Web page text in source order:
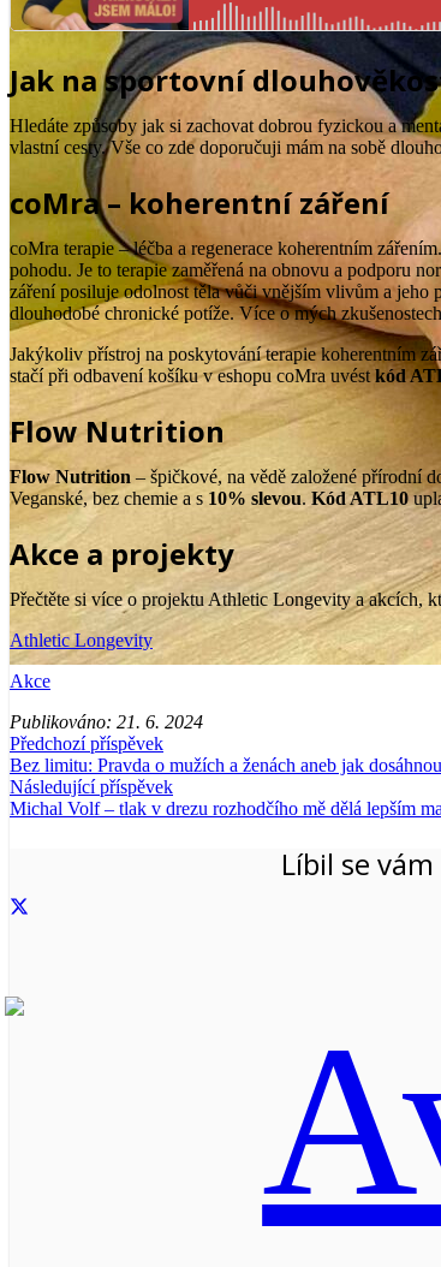
Jak na sportovní
Hledáte způsoby jak si zachovat dobrou fyzickou a
vlastní cesty. Vše co zde doporučuji mám na sobě
coMra – koherentní záření
coMra terapie – léčba a regenerace koherentním
pohodu. Je to terapie zaměřená na obnovu a podporu
záření posiluje odolnost těla vůči vnějším vlivům a jeho
dlouhodobé chronické potíže. Více o mých
Jakýkoliv přístroj na poskytování terapie koherentním
stačí při odbavení košíku v eshopu coMra uvéstkód
Flow Nutrition
Flow Nutrition – špičkové, na vědě založené přírodní
Veganské, bez chemie a s 10% slevou. Kód ATL10
Akce a projekty
Přečtěte si více o projektu Athletic Longevity a akcích,
Athletic Longevity
Akce
Publikováno: 21. 6. 2024
Předchozí příspěvek
Bez limitu: Pravda o mužích a ženách aneb jak
Následující příspěvek
Michal Volf – tlak v drezu rozhodčího mě dělá lepším
Líbil se